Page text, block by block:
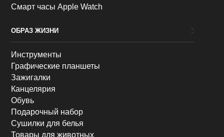
Смарт часы Apple Watch
ОБРАЗ ЖИЗНИ
Инструменты
Графические планшеты
Зажигалки
Канцелярия
Обувь
Подарочный набор
Сушилки для белья
Товары для животных